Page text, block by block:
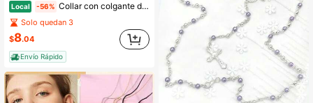
Local -56% Collar con colgante de corazón/sol con estampado de leopardo de moda para mujer, accesorios de joyería personalizada
Solo quedan 3
$8.04
Envío Rápido